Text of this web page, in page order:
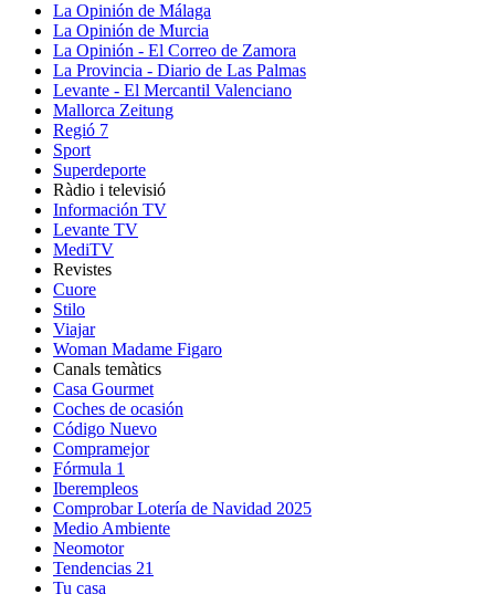
La Opinión de Málaga
La Opinión de Murcia
La Opinión - El Correo de Zamora
La Provincia - Diario de Las Palmas
Levante - El Mercantil Valenciano
Mallorca Zeitung
Regió 7
Sport
Superdeporte
Ràdio i televisió
Información TV
Levante TV
MediTV
Revistes
Cuore
Stilo
Viajar
Woman Madame Figaro
Canals temàtics
Casa Gourmet
Coches de ocasión
Código Nuevo
Compramejor
Fórmula 1
Iberempleos
Comprobar Lotería de Navidad 2025
Medio Ambiente
Neomotor
Tendencias 21
Tu casa